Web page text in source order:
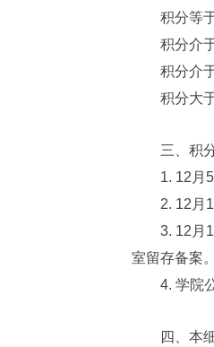
积分等于2
积分介于2
积分介于4
积分大于
三、积分
1. 12月5日
2. 12月11
3. 12月12
室留存备案。
4. 学院公
四、本细